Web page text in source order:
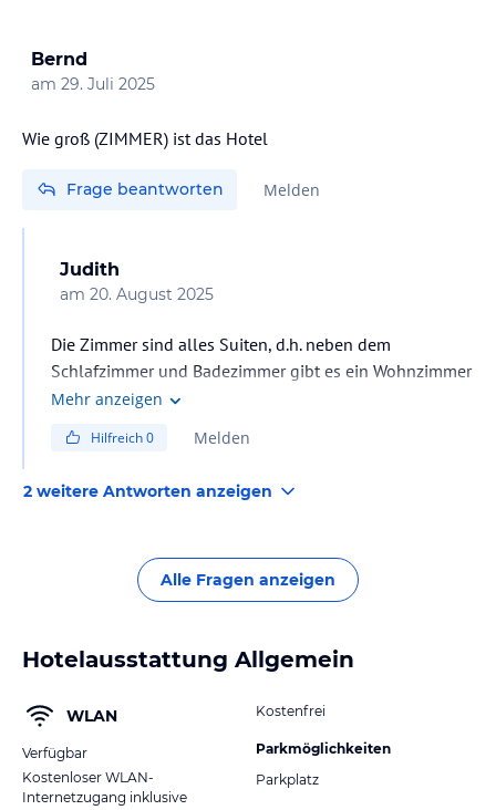
Bernd
am 29. Juli 2025
Wie groß (ZIMMER) ist das Hotel
Frage beantworten Melden
Judith
am 20. August 2025
Die Zimmer sind alles Suiten, d.h. neben dem
Schlafzimmer und Badezimmer gibt es ein Wohnzimmer
mit Sofa/Sessel und Esstisch und einer kleinen Küche,
Ein grosser Kühlschrank bietet Platz für Gekauftes.
Mehr anzeigen
Hilfreich0 Melden
2 weitere Antworten anzeigen
Alle Fragen anzeigen
Hotelausstattung Allgemein
WLAN
Verfügbar
Kostenloser WLAN-
Internetzugang inklusive
Kostenfrei
Parkmöglichkeiten
Parkplatz